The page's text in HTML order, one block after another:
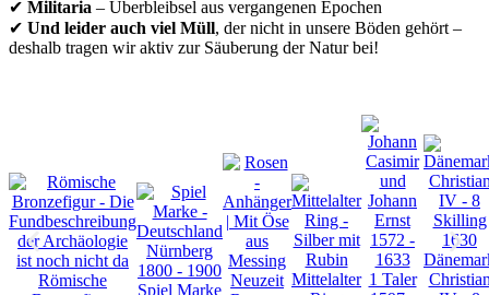
✔ Militaria – Überbleibsel aus vergangenen Epochen
✔ Und leider auch viel Müll, der nicht in unsere Böden gehört –
deshalb tragen wir aktiv zur Säuberung der Natur bei!
Römische
Spiel Marke
Mittelalter 1 Taler